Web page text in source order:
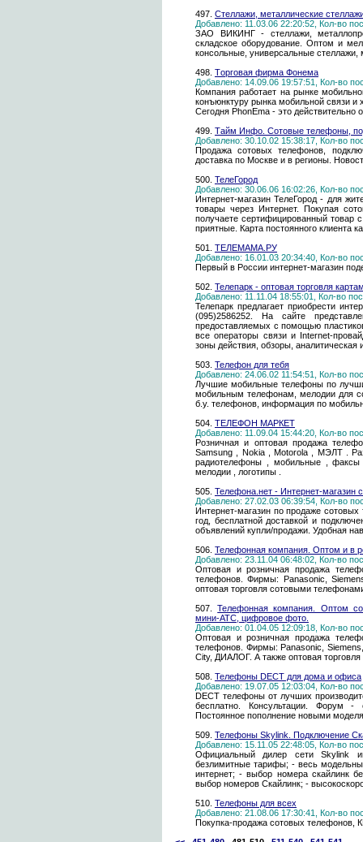
497. Стеллажи, металлические
Добавлено: 11.03.06 22:20:52, Кол-во
ЗАО ВИКИНГ - стеллажи,
складское оборудование. Оптом и
консольные, универсальные стеллажи,
498. Тoргoвая фирмa Фонема
Добавлено: 14.09.06 19:57:51, Кол-во
Компания работает на рынке
конъюнктуру рынка мобильной связи и
Сегодня PhonEma - это
499. Тайм Инфо. Сотовые телефоны,
Добавлено: 30.10.02 15:38:17, Кол-во
Продажа сотовых телефонов,
доставка по Москве и в регионы.
500. ТелеГород
Добавлено: 30.06.06 16:02:26, Кол-во
Интернет-магазин ТелеГород - для
товары через Интернет. Покупая
получаете сертифицированный товар
приятные. Карта постоянного клиента
501. ТЕЛЕМАМА.РУ
Добавлено: 16.01.03 20:34:40, Кол-во
Первый в России интернет-магазин
502. Телепарк - оптовая торговля
Добавлено: 11.11.04 18:55:01, Кол-во
Телепарк предлагает приобрести
(095)2586252. На сайте
предоставляемых с помощью
все операторы связи и Internet-
зоны действия, обзоры,
503. Телефон для тебя
Добавлено: 24.06.02 11:54:51, Кол-во
Лучшие мобильные телефоны по
мобильным телефонам, мелодии для
б.у. телефонов, информация по
504. ТЕЛЕФОН МАРКЕТ
Добавлено: 11.09.04 15:44:20, Кол-во
Розничная и оптовая продажа
Samsung , Nokia , Motorola , МЭЛТ .
радиотелефоны , мобильные , факсы
мелодии , логотипы .
505. Телефона.нет - Интернет-магазин
Добавлено: 27.02.03 06:39:54, Кол-во
Интернет-магазин по продаже сотовых
год, бесплатной доставкой и
объявлений купли/продажи. Удобная
506. Телефонная компания. Оптом и в
Добавлено: 23.11.04 06:48:02, Кол-во
Оптовая и розничная продажа
телефонов. Фирмы: Panasonic,
оптовая торговля сотовыми
507.Телефонная компания. Оптом
мини-АТС, цифровое фото.
Добавлено: 01.04.05 12:09:18, Кол-во
Оптовая и розничная продажа
телефонов. Фирмы: Panasonic,
City, ДИАЛОГ. А также оптовая
508. Телефоны DECT для дома и офиса
Добавлено: 19.07.05 12:03:04, Кол-во
DECT телефоны от лучших
бесплатно. Консультации. Форум -
Постоянное пополнение новыми
509. Телефоны Skylink. Подключение
Добавлено: 15.11.05 22:48:05, Кол-во
Официальный дилер сети Skylink
безлимитные тарифы; - весь
интернет; - выбор номера скайлинк
выбор номеров Скайлинк; -
510. Телефоны для всех
Добавлено: 21.08.06 17:30:41, Кол-во
Покупка-продажа сотовых телефонов,